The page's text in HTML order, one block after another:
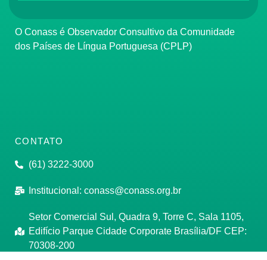
O Conass é Observador Consultivo da Comunidade
dos Países de Língua Portuguesa (CPLP)
CONTATO
(61) 3222-3000
Institucional: conass@conass.org.br
Setor Comercial Sul, Quadra 9, Torre C, Sala 1105,
Edifício Parque Cidade Corporate Brasília/DF CEP:
70308-200